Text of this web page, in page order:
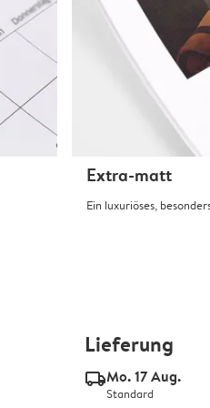
Extra-matt
Ein luxuriöses,
Lieferung
delivery_standard_v2Mo. 17 Aug.
Standard